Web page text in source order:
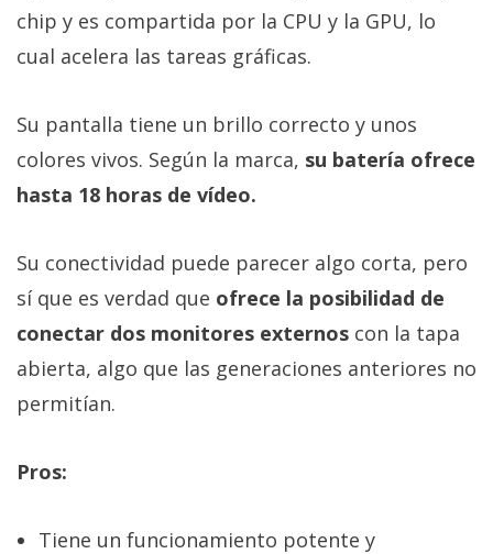
chip y es compartida por la CPU y la GPU, lo
cual acelera las tareas gráficas.
Su pantalla tiene un brillo correcto y unos
colores vivos. Según la marca, su batería ofrece
hasta 18 horas de vídeo.
Su conectividad puede parecer algo corta, pero
sí que es verdad que ofrece la posibilidad de
conectar dos monitores externos con la tapa
abierta, algo que las generaciones anteriores no
permitían.
Pros:
Tiene un funcionamiento potente y